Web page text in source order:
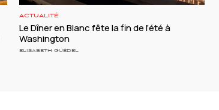
ACTUALITÉ
Le Dîner en Blanc fête la fin de l’été à
Washington
ELISABETH GUÉDEL